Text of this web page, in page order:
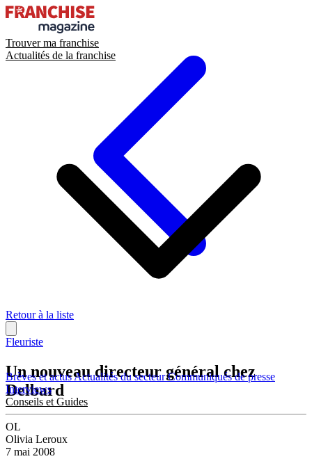
Trouver ma franchise
Actualités de la franchise
Brèves et actusActualités du secteurCommuniqués de presse
Interviews
Conseils et Guides
Retour à la liste
Fleuriste
Un nouveau directeur général chez
Delbard
OL
Olivia Leroux
7 mai 2008